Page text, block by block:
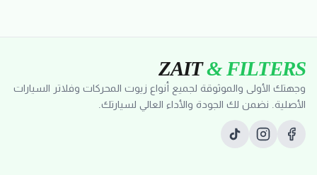
ZAIT& FILTERS
وجهتك الأولى والموثوقة لجميع أنواع زيوت المحركات وفلاتر السيارات
الأصلية. نضمن لك الجودة والأداء العالي لسيارتك.